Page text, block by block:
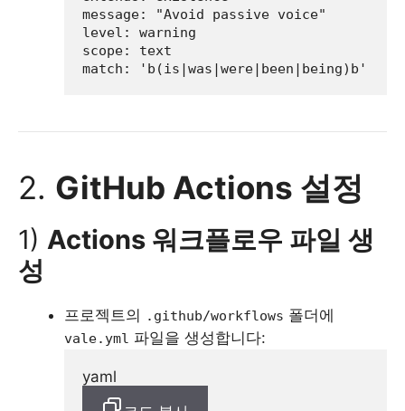
message:
"Avoid passive voice"
level:
warning
scope:
text
match:
'b(is|was|were|been|being)b'
2. GitHub Actions 설정
1) Actions 워크플로우 파일 생
성
프로젝트의 .github/workflows 폴더에
vale.yml 파일을 생성합니다:
yaml